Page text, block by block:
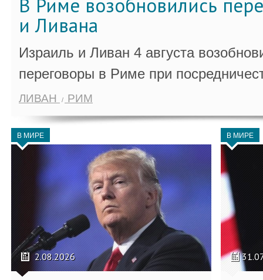
В Риме возобновились
и Ливана
Израиль и Ливан 4 августа
переговоры в Риме при
ЛИВАН РИМ
В МИРЕ
2.08.2026
В МИРЕ